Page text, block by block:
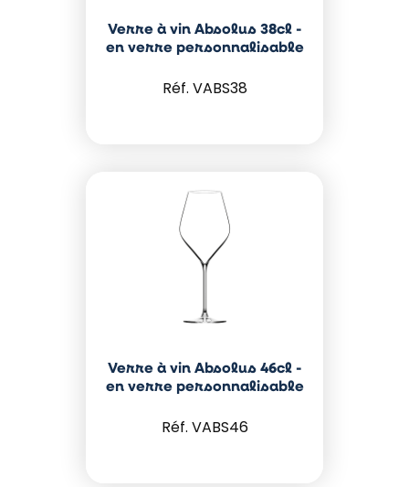
Verre à vin Absolus 38cl -
en verre personnalisable
VABS38
Verre à vin Absolus 46cl -
en verre personnalisable
VABS46